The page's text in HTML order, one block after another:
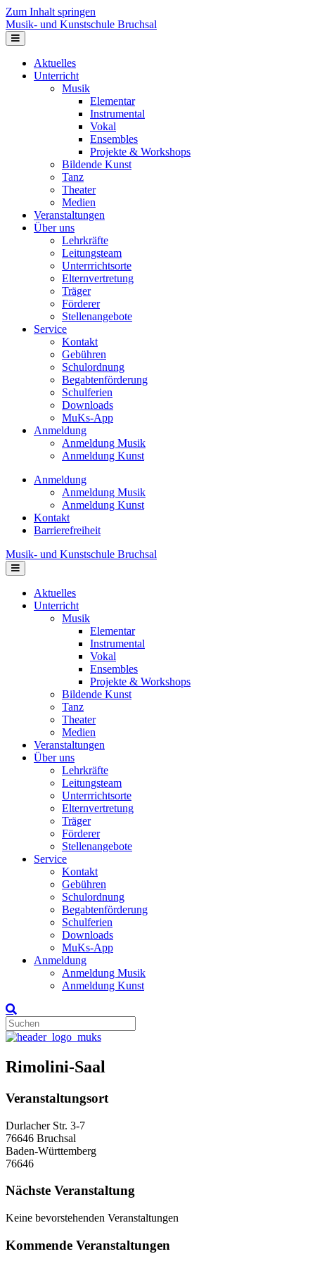
Zum Inhalt springen
Musik- und Kunstschule Bruchsal
Navigation
Aktuelles
Unterricht
Musik
Elementar
Instrumental
Vokal
Ensembles
Projekte & Workshops
Bildende Kunst
Tanz
Theater
Medien
Veranstaltungen
Über uns
Lehrkräfte
Leitungsteam
Unterrrichtsorte
Elternvertretung
Träger
Förderer
Stellenangebote
Service
Kontakt
Gebühren
Schulordnung
Begabtenförderung
Schulferien
Downloads
MuKs-App
Anmeldung
Anmeldung Musik
Anmeldung Kunst
Anmeldung
Anmeldung Musik
Anmeldung Kunst
Kontakt
Barrierefreiheit
Musik- und Kunstschule Bruchsal
Navigation
Aktuelles
Unterricht
Musik
Elementar
Instrumental
Vokal
Ensembles
Projekte & Workshops
Bildende Kunst
Tanz
Theater
Medien
Veranstaltungen
Über uns
Lehrkräfte
Leitungsteam
Unterrrichtsorte
Elternvertretung
Träger
Förderer
Stellenangebote
Service
Kontakt
Gebühren
Schulordnung
Begabtenförderung
Schulferien
Downloads
MuKs-App
Anmeldung
Anmeldung Musik
Anmeldung Kunst
Rimolini-Saal
Veranstaltungsort
Durlacher Str. 3-7
76646 Bruchsal
Baden-Württemberg
76646
Nächste Veranstaltung
Keine bevorstehenden Veranstaltungen
Kommende Veranstaltungen